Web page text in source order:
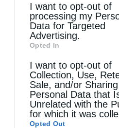
disclose it to other third
I want to opt-out of
processing my
Data for Targeted
Advertising.
Opted In
I want to opt-out of
Collection, Use,
Sale, and/or
Personal Data that
Unrelated with the
for which it was
Opted Out
Άγιος Παΐσιος ο
Θεό